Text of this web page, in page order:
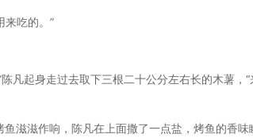
来吃的。”
凡起身走过去取下三根二十公分左右长的木薯
滋滋作响，陈凡在上面撒了一点盐，烤鱼的香味